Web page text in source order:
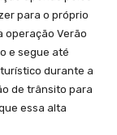
para o próprio
operação Verão
e segue até
durante a
de trânsito para
essa alta